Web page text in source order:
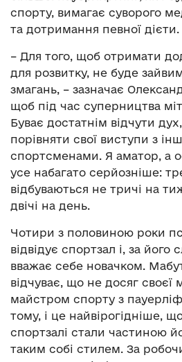
спорту, вимагає суворого
та дотримання певної дієти.
– Для того, щоб отримати
для розвитку, не буде
змагань, – зазначає
щоб під час суперництва
Буває достатнім відчути
порівняти свої виступи з
спортсменами. Я аматор, а
усе набагато серйозніше:
відбуваються не тричі на
двічі на день.
Чотири з половиною роки
відвідує спортзал і, за його
вважає себе новачком.
відчуває, що не досяг своєї
майстром спорту з
тому, і це найвірогідніше,
спортзалі стали частиною
таким собі стилем. За